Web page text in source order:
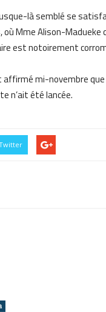
là semblé se
Mme Alison-
est notoirement
affirmé mi-novembre
n’ait été lancée.